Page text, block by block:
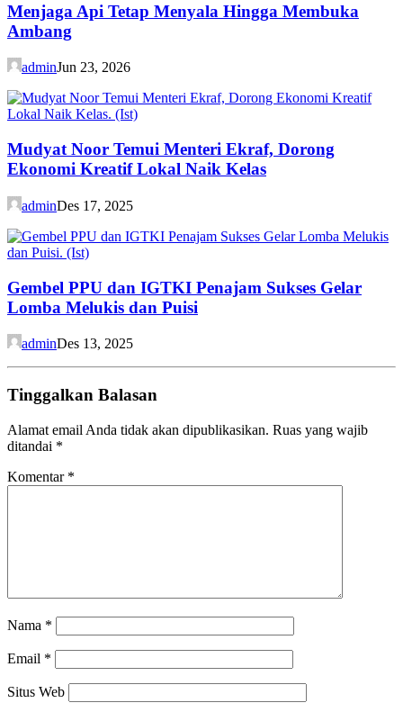
Menjaga Api Tetap Menyala Hingga Membuka
Ambang
adminJun 23, 2026
Mudyat Noor Temui Menteri Ekraf, Dorong
Ekonomi Kreatif Lokal Naik Kelas
adminDes 17, 2025
Gembel PPU dan IGTKI Penajam Sukses Gelar
Lomba Melukis dan Puisi
adminDes 13, 2025
Tinggalkan Balasan
Alamat email Anda tidak akan dipublikasikan. Ruas yang wajib
ditandai *
Komentar *
Nama *
Email *
Situs Web